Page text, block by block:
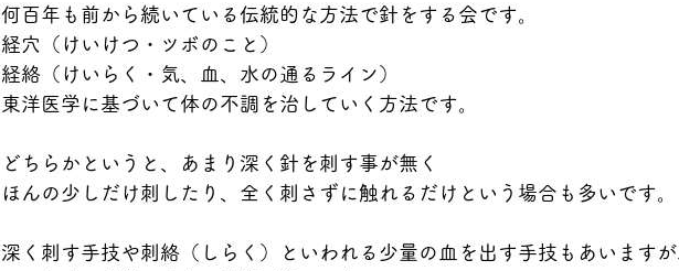
何百年も前から続いている伝統的な方法で針をする会です。
経穴（けいけつ・ツボのこと）
経絡（けいらく・気、血、水の通るライン）
東洋医学に基づいて体の不調を治していく方法です。
どちらかというと、あまり深く針を刺す事が無く
ほんの少しだけ刺したり、全く刺さずに触れるだけという場合も多いです。
深く刺す手技や刺絡（しらく）といわれる少量の血を出す手技もあいます